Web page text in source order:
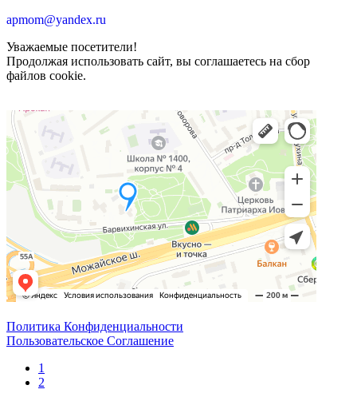
apmom@yandex.ru
Уважаемые посетители!
Продолжая использовать сайт, вы соглашаетесь на сбор
файлов cookie.
Политика Конфиденциальности
Пользовательское Соглашение
1
2